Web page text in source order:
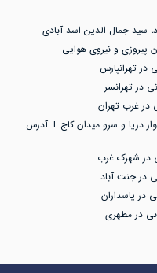
سید جمال الدین اسد آبادی
پیروزی و نیروی هوایی
تهرانپارس
در تهرانسر
در غرب تهران
دریا و سرو میدان کاج + آدرس
در شهرک غرب
در جنت آباد
در پاسداران
در مطهری